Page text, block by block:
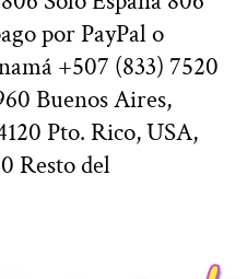
por PayPal o
+507 (833) 7520
Buenos Aires,
Pto. Rico, USA,
Resto del